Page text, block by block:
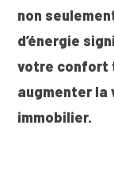
non
d’énergie
votre confort
augmenter la
immobilier.